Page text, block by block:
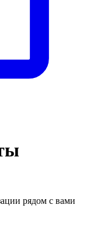
рядом с вами